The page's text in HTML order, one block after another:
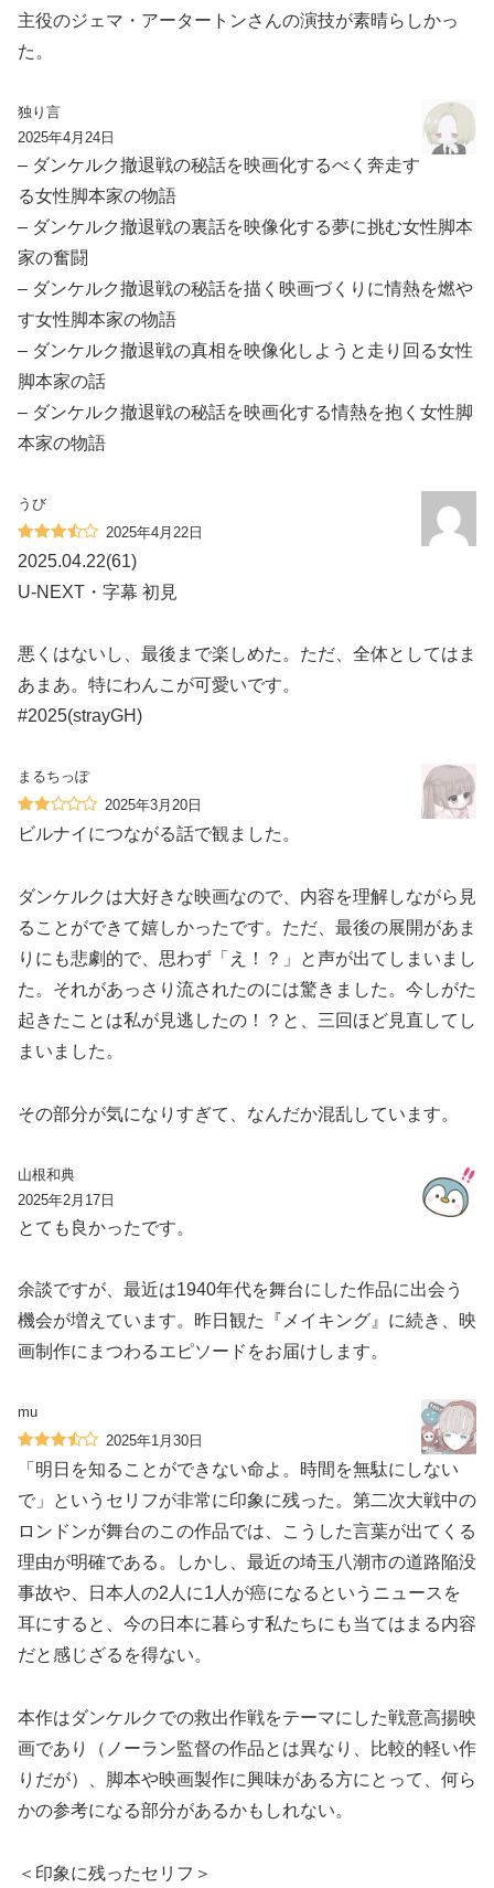
主役のジェマ・アータートンさんの演技が素晴らしかっ
た。
独り言
2025年4月24日
– ダンケルク撤退戦の秘話を映画化するべく奔走す
る女性脚本家の物語
– ダンケルク撤退戦の裏話を映像化する夢に挑む女性脚本
家の奮闘
– ダンケルク撤退戦の秘話を描く映画づくりに情熱を燃や
す女性脚本家の物語
– ダンケルク撤退戦の真相を映像化しようと走り回る女性
脚本家の話
– ダンケルク撤退戦の秘話を映画化する情熱を抱く女性脚
本家の物語
うび
2025年4月22日
2025.04.22(61)
U-NEXT・字幕 初見
悪くはないし、最後まで楽しめた。ただ、全体としてはま
あまあ。特にわんこが可愛いです。
#2025(strayGH)
まるちっぽ
2025年3月20日
ビルナイにつながる話で観ました。
ダンケルクは大好きな映画なので、内容を理解しながら見
ることができて嬉しかったです。ただ、最後の展開があま
りにも悲劇的で、思わず「え！？」と声が出てしまいまし
た。それがあっさり流されたのには驚きました。今しがた
起きたことは私が見逃したの！？と、三回ほど見直してし
まいました。
その部分が気になりすぎて、なんだか混乱しています。
山根和典
2025年2月17日
とても良かったです。
余談ですが、最近は1940年代を舞台にした作品に出会う
機会が増えています。昨日観た『メイキング』に続き、映
画制作にまつわるエピソードをお届けします。
mu
2025年1月30日
「明日を知ることができない命よ。時間を無駄にしない
で」というセリフが非常に印象に残った。第二次大戦中の
ロンドンが舞台のこの作品では、こうした言葉が出てくる
理由が明確である。しかし、最近の埼玉八潮市の道路陥没
事故や、日本人の2人に1人が癌になるというニュースを
耳にすると、今の日本に暮らす私たちにも当てはまる内容
だと感じざるを得ない。
本作はダンケルクでの救出作戦をテーマにした戦意高揚映
画であり（ノーラン監督の作品とは異なり、比較的軽い作
りだが）、脚本や映画製作に興味がある方にとって、何ら
かの参考になる部分があるかもしれない。
＜印象に残ったセリフ＞